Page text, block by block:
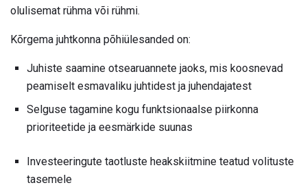
olulisemat rühma või rühmi.
Kõrgema juhtkonna põhiülesanded on:
Juhiste saamine otsearuannete jaoks, mis koosnevad
peamiselt esmavaliku juhtidest ja juhendajatest
Selguse tagamine kogu funktsionaalse piirkonna
prioriteetide ja eesmärkide suunas
Investeeringute taotluste heakskiitmine teatud volituste
tasemele